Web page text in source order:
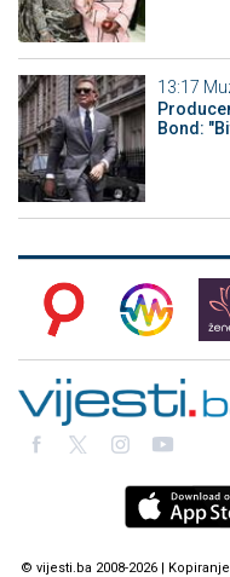
13:17
Bond:
© vijesti.ba 2008-2026 |